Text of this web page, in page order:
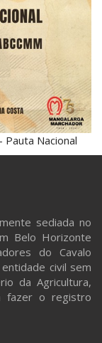
Pauta Nacional
sediada no
Belo Horizonte
do Cavalo
civil sem
da Agricultura,
fazer o registro